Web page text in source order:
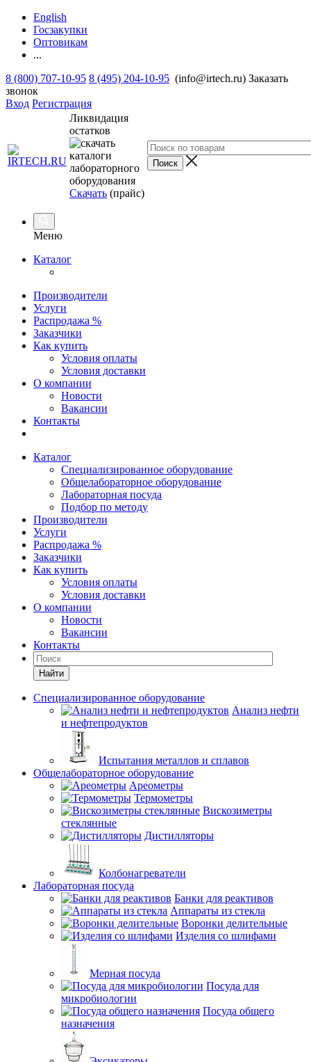
English
Госзакупки
Оптовикам
...
8 (800) 707-10-95 8 (495) 204-10-95 (info@irtech.ru) Заказать
звонок
Вход Регистрация
Ликвидация
остатков
Скачать (прайс)
Меню
Каталог
Производители
Услуги
Распродажа %
Заказчики
Как купить
Условия оплаты
Условия доставки
О компании
Новости
Вакансии
Контакты
Каталог
Специализированное оборудование
Общелабораторное оборудование
Лабораторная посуда
Подбор по методу
Производители
Услуги
Распродажа %
Заказчики
Как купить
Условия оплаты
Условия доставки
О компании
Новости
Вакансии
Контакты
Найти
Специализированное оборудование
Анализ нефти
и нефтепродуктов
Испытания металлов и сплавов
Общелабораторное оборудование
Ареометры
Термометры
Вискозиметры
стеклянные
Дистилляторы
Колбонагреватели
Лабораторная посуда
Банки для реактивов
Аппараты из стекла
Воронки делительные
Изделия со шлифами
Мерная посуда
Посуда для
микробиологии
Посуда общего
назначения